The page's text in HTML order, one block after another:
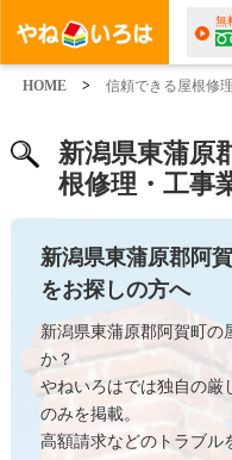
無
HOME > 信頼できる屋根修
新潟県東蒲原
根修理・工事
新潟県東蒲原郡阿
をお探しの方へ
新潟県東蒲原郡阿賀町の
か？
やねいろはでは独自の厳
のみを掲載。
高額請求などのトラブル